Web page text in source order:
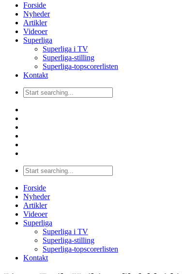
Forside
Nyheder
Artikler
Videoer
Superliga
Superliga i TV
Superliga-stilling
Superliga-topscorerlisten
Kontakt
Forside
Nyheder
Artikler
Videoer
Superliga
Superliga i TV
Superliga-stilling
Superliga-topscorerlisten
Kontakt